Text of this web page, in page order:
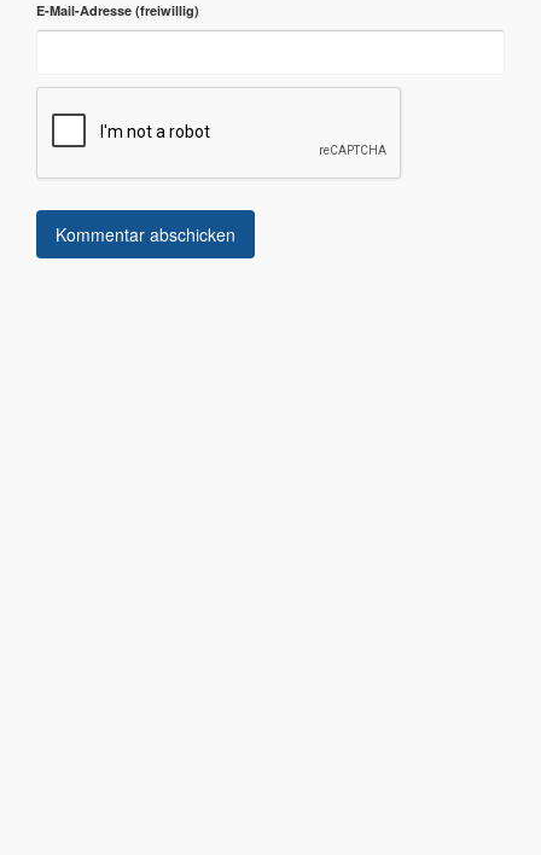
E-Mail-Adresse